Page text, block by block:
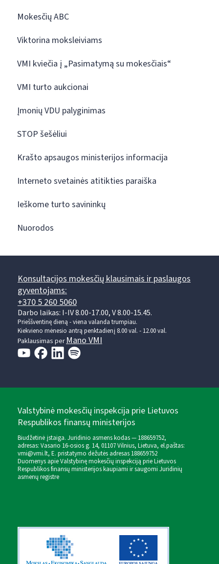
Mokesčių ABC
Viktorina moksleiviams
VMI kviečia į „Pasimatymą su mokesčiais“
VMI turto aukcionai
Įmonių VDU palyginimas
STOP šešėliui
Krašto apsaugos ministerijos informacija
Interneto svetainės atitikties paraiška
Ieškome turto savininkų
Nuorodos
Konsultacijos mokesčių klausimais ir paslaugos
gyventojams:
+370 5 260 5060
Darbo laikas: I-IV 8.00-17.00, V 8.00-15.45.
Prieššventinę dieną - viena valanda trumpiau.
Kiekvieno mėnesio antrą penktadienį 8.00 val. - 12.00 val.
Paklausimas perMano VMI
Valstybinė mokesčių inspekcija prie Lietuvos
Respublikos finansų ministerijos
Biudžetinė įstaiga. Juridinio asmens kodas — 188659752,
adresas: Vasario 16-osios g. 14, 01107 Vilnius, Lietuva, el.paštas:
vmi@vmi.lt, E. pristatymo dėžutės adresas 188659752
Duomenys apie Valstybinę mokesčių inspekciją prie Lietuvos
Respublikos finansų ministerijos kaupiami ir saugomi Juridinių
asmenų registre